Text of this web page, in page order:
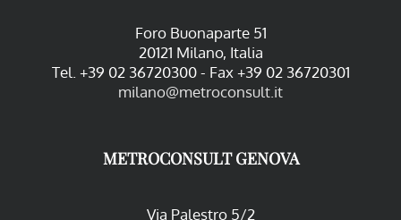
Foro Buonaparte 51
20121 Milano, Italia
Tel. +39 02 36720300 - Fax +39 02 36720301
milano@metroconsult.it
METROCONSULT GENOVA
Via Palestro 5/2